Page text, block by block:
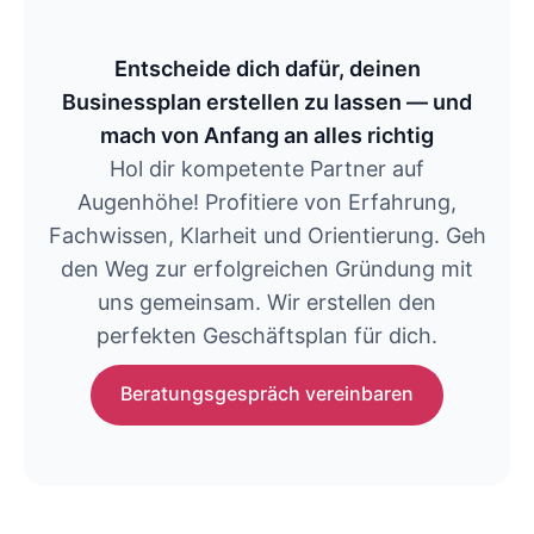
Entscheide dich dafür, deinen
Businessplan erstellen zu lassen — und
mach von Anfang an alles richtig
Hol dir kompetente Partner auf
Augenhöhe! Profitiere von Erfahrung,
Fachwissen, Klarheit und Orientierung. Geh
den Weg zur erfolgreichen Gründung mit
uns gemeinsam. Wir erstellen den
perfekten Geschäftsplan für dich.
Beratungsgespräch vereinbaren